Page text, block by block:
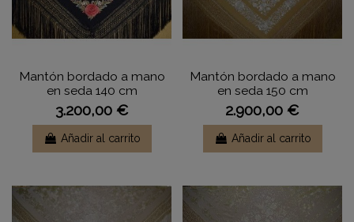
Mantón bordado a mano
en seda 140 cm
3.200,00 €
Añadir al carrito
Mantón bordado a mano
en seda 150 cm
2.900,00 €
Añadir al carrito